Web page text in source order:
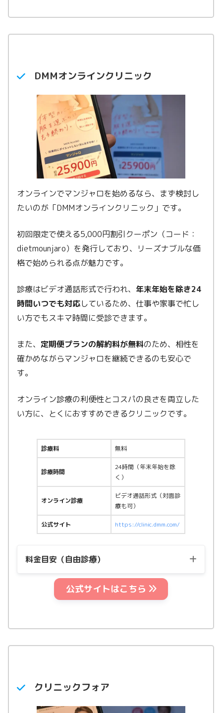
DMMオンラインクリニック
オンラインでマンジャロを始めるなら、まず検討し
たいのが「DMMオンラインクリニック」です。
初回限定で使える5,000円割引クーポン（コード：
dietmounjaro）を発行しており、リーズナブルな価
格で始められる点が魅力です。
診療はビデオ通話形式で行われ、 年末年始を除き24
時間いつでも対応しているため、仕事や家事で忙し
い方でもスキマ時間に受診できます。
また、 定期便プランの解約料が無料のため、相性を
確かめながらマンジャロを継続できるのも安心で
す。
オンライン診療の利便性とコスパの良さを両立した
い方に、とくにおすすめできるクリニックです。
診療料 無料
診療時間
24時間（年末年始を除
く）
オンライン診療
ビデオ通話形式（対面診
療も可）
公式サイト https://clinic.dmm.com/
料金目安（自由診療）
用量
1ヶ月定期便の料金（税
マンジャロ5.0mg 48,900円〜
公式サイトはこちら
クリニックフォア